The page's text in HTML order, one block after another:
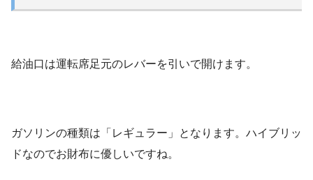
給油口は運転席足元のレバーを引いで開けます。
ガソリンの種類は「レギュラー」となります。ハイブリッ
ドなのでお財布に優しいですね。